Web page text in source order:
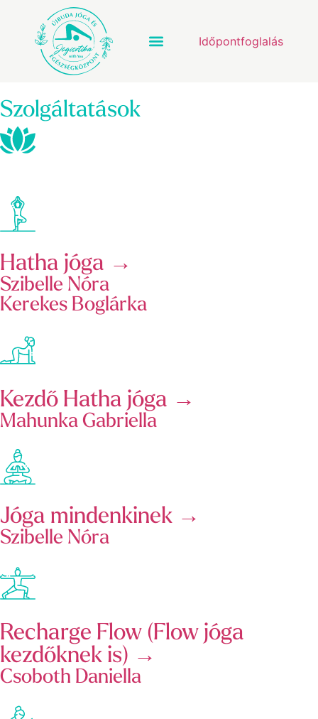
Időpontfoglalás
Szolgáltatások
Hatha jóga →
Szibelle Nóra
Kerekes Boglárka
Kezdő Hatha jóga →
Mahunka Gabriella
Jóga mindenkinek →
Szibelle Nóra
Recharge Flow (Flow jóga
kezdőknek is) →
Csoboth Daniella